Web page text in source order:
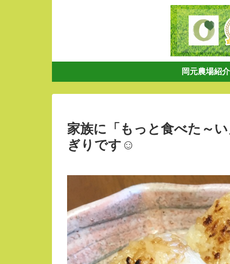
岡元農場紹介
家族に「もっと食べた～
ぎりです☺